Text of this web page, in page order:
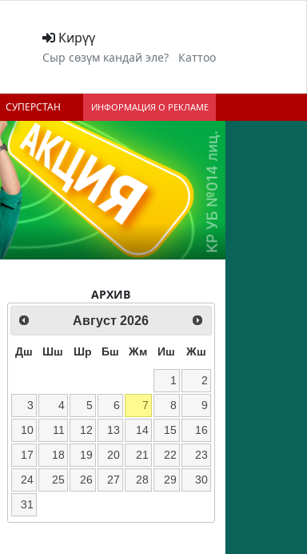
Кирүү
Сыр сөзүм кандай эле? Каттоо
СУПЕРСТАН ИНФОРМАЦИЯ О РЕКЛАМЕ
АРХИВ
Август 2026
Дш Шш Шр Бш Жм Иш Жш
1
2
3
4 5 6 7 8
9
10
11 12 13 14 15
16
17
18 19 20 21 22
23
24
25 26 27 28 29
30
31